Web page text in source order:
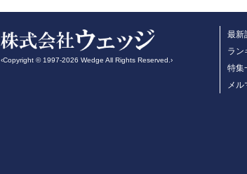
‹Copyright © 1997-2026 Wedge All Rights Reserved.›
最新
ラン
特集
メル